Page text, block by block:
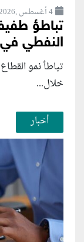
4 أغسطس ,2026
تباطؤ
النفطي
تباطأ نمو
خلال...
أخبار